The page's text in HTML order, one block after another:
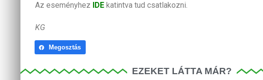
Az eseményhez IDE katintva tud csatlakozni.
KG
Megosztás
EZEKET LÁTTA MÁR?